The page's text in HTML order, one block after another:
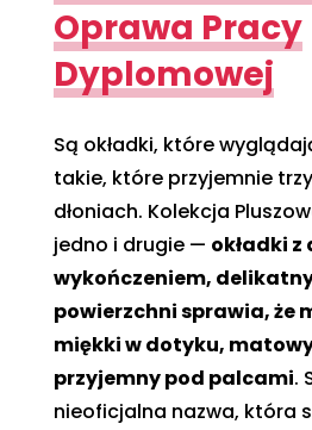
Oprawa Pracy
Dyplomowej
Są okładki, które
takie, które przyjemnie
dłoniach. Kolekcja
jedno i drugie — okładki
wykończeniem,
powierzchni sprawia, że
miękki w dotyku,
przyjemny pod palcami.
nieoficjalna nazwa, która